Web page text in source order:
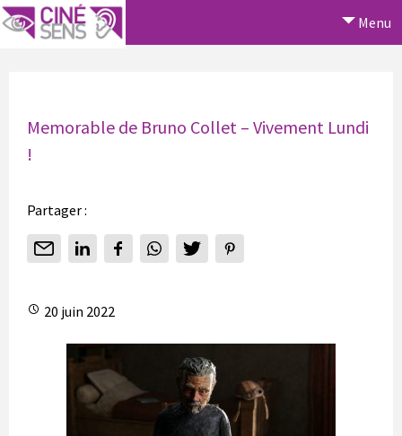
Menu
Memorable de Bruno Collet – Vivement Lundi
!
Partager :
20 juin 2022